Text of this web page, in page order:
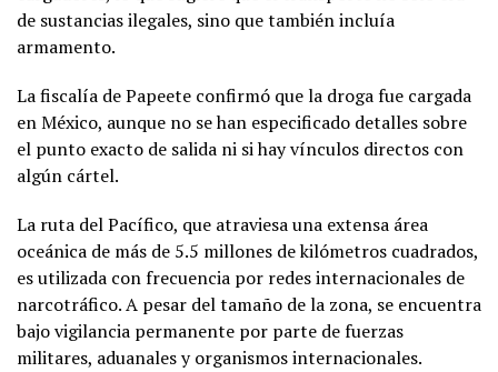
de sustancias ilegales, sino que también incluía
armamento.
La fiscalía de Papeete confirmó que la droga fue cargada
en México, aunque no se han especificado detalles sobre
el punto exacto de salida ni si hay vínculos directos con
algún cártel.
La ruta del Pacífico, que atraviesa una extensa área
oceánica de más de 5.5 millones de kilómetros cuadrados,
es utilizada con frecuencia por redes internacionales de
narcotráfico. A pesar del tamaño de la zona, se encuentra
bajo vigilancia permanente por parte de fuerzas
militares, aduanales y organismos internacionales.